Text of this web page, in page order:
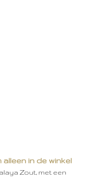
in de winkel
Zout, met een